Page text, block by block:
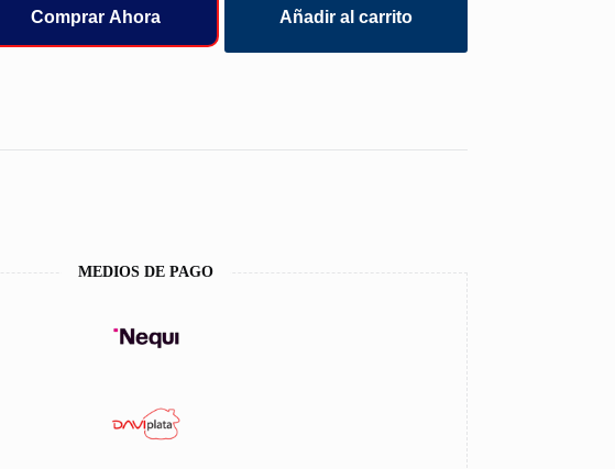
Comprar Ahora Añadir al carrito
MEDIOS DE PAGO